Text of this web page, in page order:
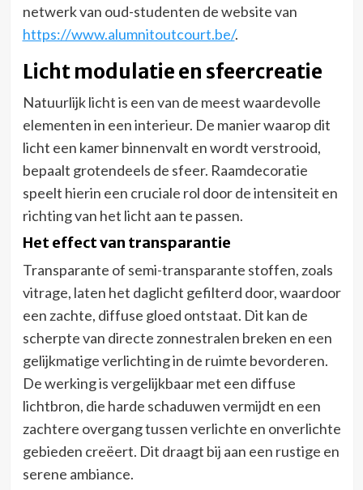
netwerk van oud-studenten de website van
https://www.alumnitoutcourt.be/.
Licht modulatie en sfeercreatie
Natuurlijk licht is een van de meest waardevolle
elementen in een interieur. De manier waarop dit
licht een kamer binnenvalt en wordt verstrooid,
bepaalt grotendeels de sfeer. Raamdecoratie
speelt hierin een cruciale rol door de intensiteit en
richting van het licht aan te passen.
Het effect van transparantie
Transparante of semi-transparante stoffen, zoals
vitrage, laten het daglicht gefilterd door, waardoor
een zachte, diffuse gloed ontstaat. Dit kan de
scherpte van directe zonnestralen breken en een
gelijkmatige verlichting in de ruimte bevorderen.
De werking is vergelijkbaar met een diffuse
lichtbron, die harde schaduwen vermijdt en een
zachtere overgang tussen verlichte en onverlichte
gebieden creëert. Dit draagt bij aan een rustige en
serene ambiance.